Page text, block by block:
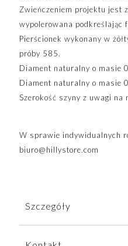
Zwieńczeniem projektu jest
wypolerowana podkreślając
Pierścionek wykonany w
próby 585.
Diament naturalny o masie
Diament naturalny o masie
Szerokość szyny z uwagi
W sprawie indywidualnych
biuro@hillystore.com
Szczegóły